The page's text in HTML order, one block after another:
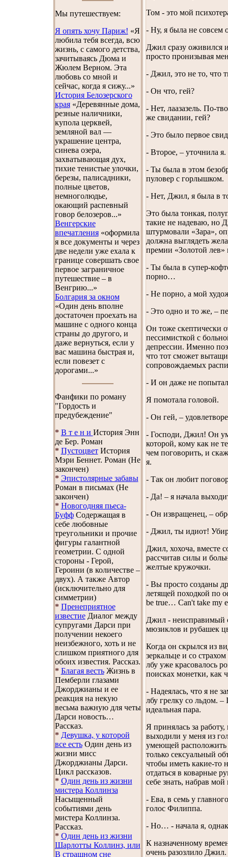
Мы путешествуем:
Я опять хочу Париж! «Я
любила тебя всегда, всю
жизнь, с самого детства,
зачитываясь Дюма и
Жюлем Верном. Эта
любовь со мной и
сейчас, когда я сижу...»
История Белозерского
края«Деревянные дома,
резные наличники,
купола церквей,
земляной вал —
украшение центра,
синева озера,
захватывающая дух,
тихие тенистые улочки,
березы, палисадники,
полные цветов,
немноголюдье,
окающий распевный
говор белозеров...»
Венгерские
впечатления«оформила
я все документы и через
две недели уже ехала к
границе совершать свое
первое заграничное
путешествие – в
Венгрию...»
Болгария за окном
«Один день вполне
достаточен проехать на
машине с одного конца
страны до другого, и
даже вернуться, если у
вас машина быстрая и,
если повезет с
дорогами...»
Фанфики по роману
"Гордость и
предубеждение"
* В т е н и История Энн
де Бер. Роман
* ПустоцветИстория
Мэри Беннет. Роман (Не
закончен)
* Эпистолярные забавы
Роман в письмах (Не
закончен)
* Новогодняя пьеса-
БуффСодержащая в
себе любовные
треугольники и прочие
фигуры галантной
геометрии. С одной
стороны - Герой,
Героини (в количестве –
двух). А также Автор
(исключительно для
симметрии)
* Пренеприятное
известиеДиалог между
супругами Дарси при
получении некоего
неизбежного, хоть и не
слишком приятного для
обоих известия. Рассказ.
* Благая вестьЖизнь в
Пемберли глазами
Джорджианы и ее
реакция на некую
весьма важную для четы
Дарси новость…
Рассказ.
* Девушка, у которой
все естьОдин день из
жизни мисс
Джорджианы Дарси.
Цикл рассказов.
* Один день из жизни
мистера Коллинза
Насыщенный
событиями день
мистера Коллинза.
Рассказ.
* Один день из жизни
Шарлотты Коллинз, или
В страшном сне
Том - это мой
- Ну, я была не совсем
Джил сразу оживился
просто пронизывая
- Джил, это не то, что
- Он что, гей?
- Нет, лаазазель. По-
же свидании, гей?
- Это было первое
- Второе, – уточнила я.
- Ты была в этом
пуловер с горлышком.
- Нет, Джил, я была в
Это была тонкая,
такие не надеваю, но
штурмовали «Зара»,
должна выглядеть
премии «Золотой лев»
- Ты была в супер-
порно…
- Не порно, а мой
- Это одно и то же, –
Он тоже скептически
пессимисткой с
депрессии. Именно
что тот сможет
сопровождаемых
- И он даже не
Я помотала головой.
- Он гей, –
- Господи, Джил! Он
которой, кому как не
чем поговорить, и
я.
- Так он любит
- Да! – я начала
- Он извращенец, –
- Джил, ты идиот!
Джил, хохоча, вместе
рассчитав силы и
желтые кружочки.
- Вы просто созданы
летящей походкой по
be true… Can't take my
Джил - неисправимый
мюзиклов и рубашек
Когда он скрылся из
зеркальце и со
лбу уже красовалось
поисках монетки, как
- Надеялась, что я не
лбу грелку со льдом.
идеальная пара.
Я принялась за
выходили у меня из
умеющей расположить
только сексуальный
чтобы иметь какие-то
отдаться в коварные
себе знать, набрав
- Ева, в семь у
голос Филиппа.
- Но… - начала я,
К назначенному
очень разозлило